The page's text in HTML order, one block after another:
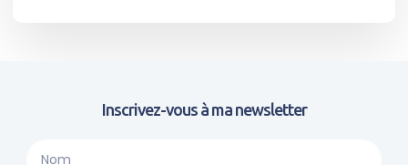
Inscrivez-vous à ma newsletter